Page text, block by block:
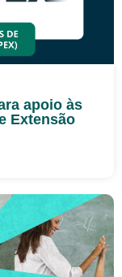
apoio às
Extensão